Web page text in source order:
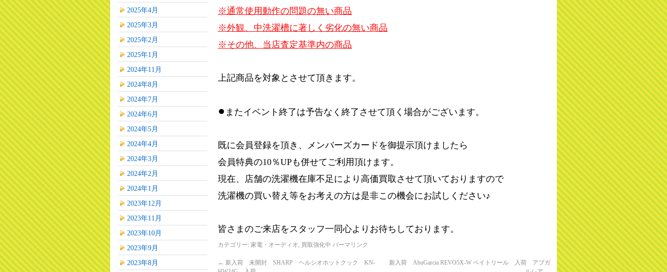
※通常使用動作の問題の無い商品
※外観、中洗濯槽に著しく劣化の無い商品
※その他、当店査定基準内の商品
上記商品を対象とさせて頂きます。
● またイベント終了は予告なく終了させて頂く場合がございます。
既に会員登録を頂き、メンバーズカードを御提示頂けましたら
会員特典の10％UPも併せてご利用頂けます。
現在、店舗の洗濯機在庫不足により高価買取させて頂いておりますので
洗濯機の買い替え等をお考えの方は是非この機会にお試しください♪
皆さまのご来店をスタッフ一同心よりお待ちしております。
カテゴリー: 家電・オーディオ, 買取強化中 パーマリンク
← 新入荷 未開封 SHARP ヘルシオホットクック KN-
新入荷 AbuGarcia REVO5X-W ベイトリール 入荷 アブガ
2025年4月
2025年3月
2025年2月
2025年1月
2024年11月
2024年8月
2024年7月
2024年6月
2024年5月
2024年4月
2024年3月
2024年2月
2024年1月
2023年12月
2023年11月
2023年10月
2023年9月
2023年8月